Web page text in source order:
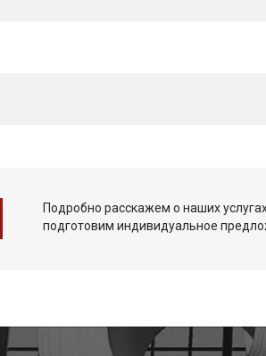
Подробно расскажем о наших
подготовим индивидуальное